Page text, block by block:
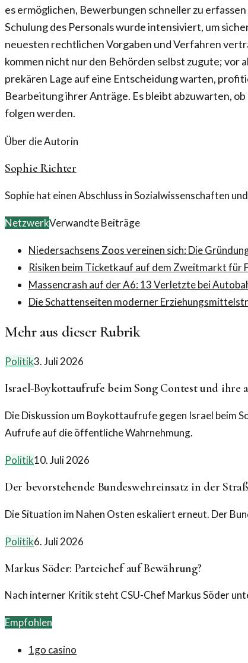
es ermöglichen, Bewerbungen schneller zu
Schulung des Personals wurde intensiviert, um
neuesten rechtlichen Vorgaben und Verfahren
kommen nicht nur den Behörden selbst zugute; vor
prekären Lage auf eine Entscheidung warten,
Bearbeitung ihrer Anträge. Es bleibt abzuwarten,
folgen werden.
Über die Autorin
Sophie Richter
Sophie hat einen Abschluss in Sozialwissenschaften
NetzwerkVerwandte Beiträge
Niedersachsens Zoos vereinen sich: Die
Risiken beim Ticketkauf auf dem Zweitmarkt für
Massencrash auf der A6: 13 Verletzte bei
Die Schattenseiten moderner Erziehungsmittel
Mehr aus dieser Rubrik
Politik3. Juli 2026
Israel-Boykottaufrufe beim Song Contest und ihre
Die Diskussion um Boykottaufrufe gegen Israel beim
Aufrufe auf die öffentliche Wahrnehmung.
Politik10. Juli 2026
Der bevorstehende Bundeswehreinsatz in der
Die Situation im Nahen Osten eskaliert erneut. Der
Politik6. Juli 2026
Markus Söder: Parteichef auf Bewährung?
Nach interner Kritik steht CSU-Chef Markus Söder
Empfohlen
1go casino